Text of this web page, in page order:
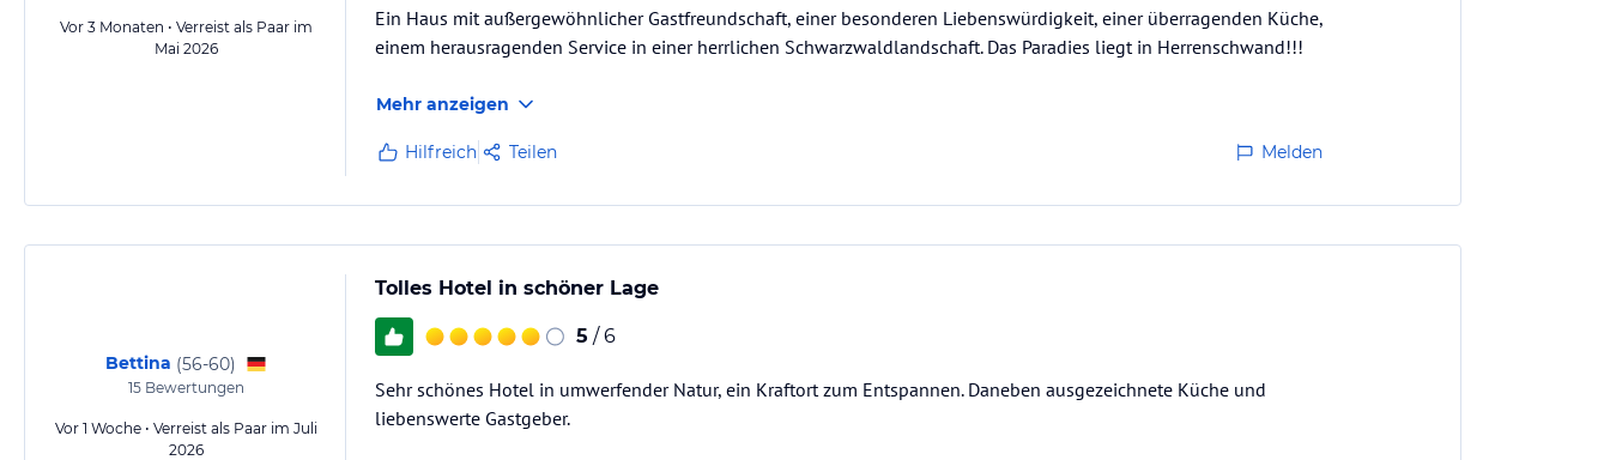
Vor 3 Monaten • Verreist als Paar im
Mai 2026
Ein Haus mit außergewöhnlicher Gastfreundschaft, einer besonderen Liebenswürdigkeit, einer überragenden Küche,
einem herausragenden Service in einer herrlichen Schwarzwaldlandschaft. Das Paradies liegt in Herrenschwand!!!
Mehr anzeigen
Hilfreich Teilen Melden
Bettina (56-60)
15Bewertungen
Vor 1 Woche • Verreist als Paar im Juli
2026
Tolles Hotel in schöner Lage
5 / 6
Sehr schönes Hotel in umwerfender Natur, ein Kraftort zum Entspannen. Daneben ausgezeichnete Küche und
liebenswerte Gastgeber.